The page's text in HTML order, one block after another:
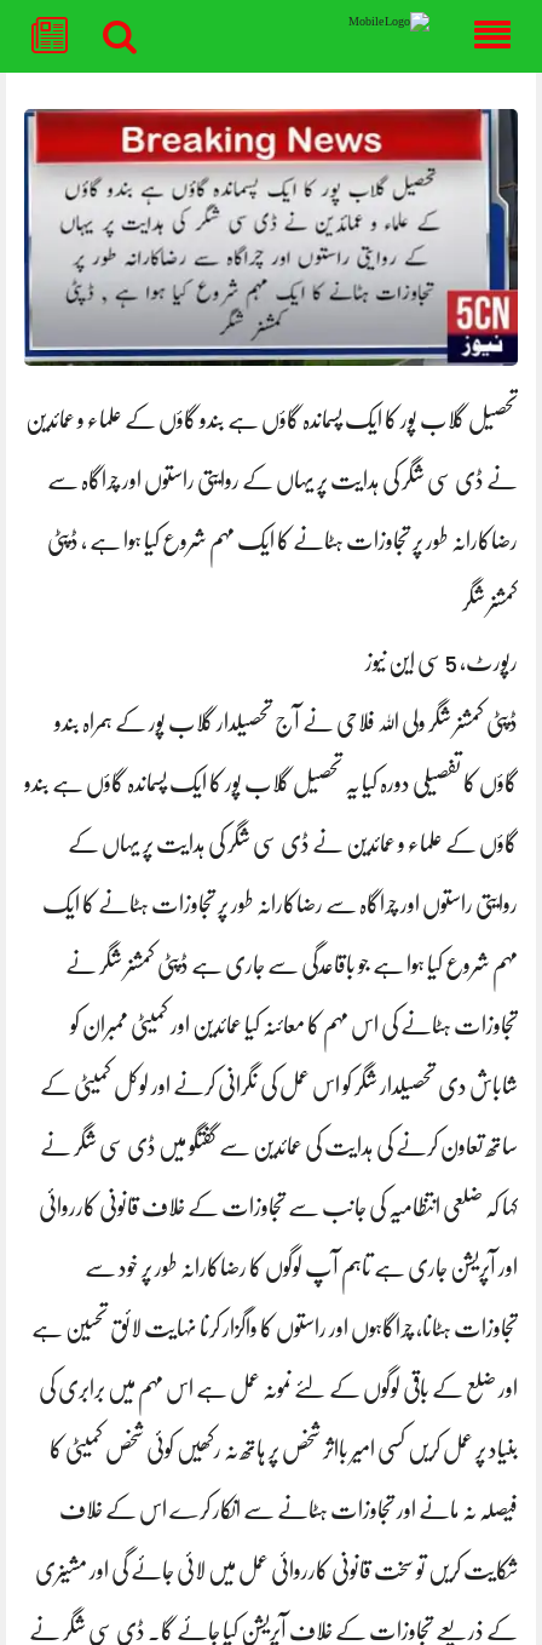
content
تحصیل گلاب پور کا ایک پسماندہ گاؤں ہے بندو گاؤں کے علماء و عمائدین
نے ڈی سی شگر کی ہدایت پر یہاں کے روایتی راستوں اور چراگاہ سے
رضاکارانہ طور پر تجاوزات ہٹانے کا ایک مہم شروع کیا ہوا ہے , ڈپٹی
کمشنر شگر
رپورٹ، 5 سی این نیوز
ڈپٹی کمشنر شگر ولی اللہ فلاحی نے آج تحصیلدار گلاب پور کے ہمراہ بندو
گاؤں کا تفصیلی دورہ کیا یہ تحصیل گلاب پور کا ایک پسماندہ گاؤں ہے بندو
گاؤں کے علماء و عمائدین نے ڈی سی شگر کی ہدایت پر یہاں کے
روایتی راستوں اور چراگاہ سے رضاکارانہ طور پر تجاوزات ہٹانے کا ایک
مہم شروع کیا ہوا ہے جو باقاعدگی سے جاری ہے ڈپٹی کمشنر شگر نے
تجاوزات ہٹانے کی اس مہم کا معائنہ کیا عمائدین اور کمیٹی ممبران کو
شاباش دی تحصیلدار شگر کو اس عمل کی نگرانی کرنے اور لوکل کمیٹی کے
ساتھ تعاون کرنے کی ہدایت کی عمائدین سے گفتگو میں ڈی سی شگر نے
کہا کہ ضلعی انتظامیہ کی جانب سے تجاوزات کے خلاف قانونی کارروائی
اور آپریشن جاری ہے تاہم آپ لوگوں کا رضاکارانہ طور پر خود سے
تجاوزات ہٹانا، چراگاہوں اور راستوں کا واگزار کرنا نہایت لائق تحسین ہے
اور ضلع کے باقی لوگوں کے لئے نمونہ عمل ہے اس مہم میں برابری کی
بنیاد پر عمل کریں کسی امیر بااثر شخص پر ہاتھ نہ رکھیں کوئی شخص کمیٹی کا
فیصلہ نہ مانے اور تجاوزات ہٹانے سے انکار کرے اس کے خلاف
شکایت کریں تو سخت قانونی کارروائی عمل میں لائی جائے گی اور مشینری
کے ذریعے تجاوزات کے خلاف آپریشن کیا جائے گا۔ ڈی سی شگر نے